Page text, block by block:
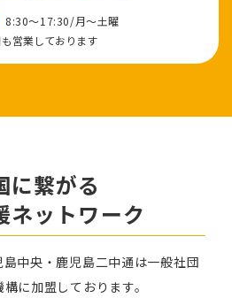
8:30～17:30/⽉〜⼟曜
営業しております
に繋がる
ネットワーク
中央・鹿児島二中通は⼀般社団
に加盟しております。